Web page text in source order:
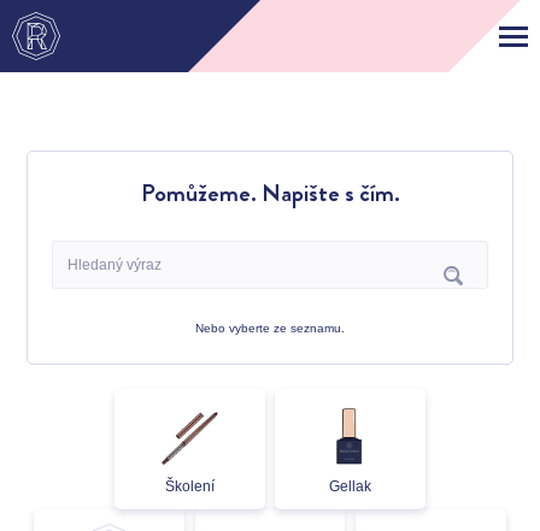
Pomůžeme. Napište s čím.
Nebo vyberte ze seznamu.
Školení Gellak